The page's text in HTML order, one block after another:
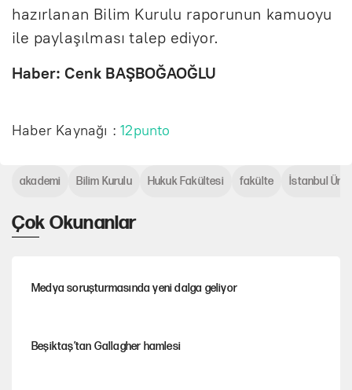
hazırlanan Bilim Kurulu raporunun kamuoyu
ile paylaşılması talep ediyor.
Haber: Cenk BAŞBOĞAOĞLU
Haber Kaynağı :12punto
Çok Okunanlar
Medya soruşturmasında yeni dalga geliyor
Beşiktaş’tan Gallagher hamlesi
akademi Bilim Kurulu Hukuk Fakültesi fakülte İstanbul